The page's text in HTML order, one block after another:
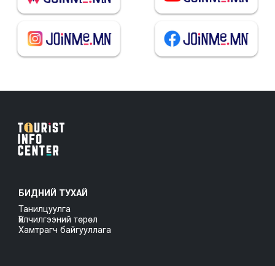
БИДНИЙ ТУХАЙ
Танилцуулга
Үйлчилгээний төрөл
Хамтрагч байгууллага